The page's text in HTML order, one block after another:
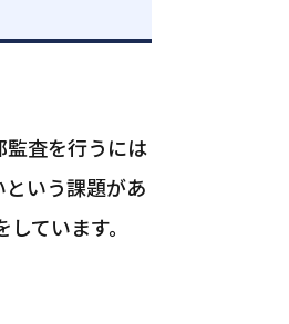
査を行うには
いう課題があ
ています。